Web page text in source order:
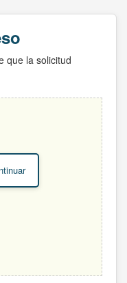
que la solicitud